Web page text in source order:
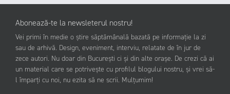
Abonează-te la newsleterul nostru!
Vei primi în medie o știre săptămânală bazată pe informație la zi
sau de arhivă. Design, eveniment, interviu, relatate de în jur de
zece autori. Nu doar din București ci și din alte orașe. De crezi că ai
un material care se potrivește cu profilul blogului nostru, și vrei să-
l împarți cu noi, nu ezita să ne scrii. Mulțumim!